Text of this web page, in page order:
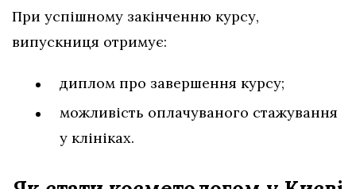
При успішному закінченню курсу,
випускниця отримує:
диплом про завершення курсу;
можливість оплачуваного стажування
у клініках.